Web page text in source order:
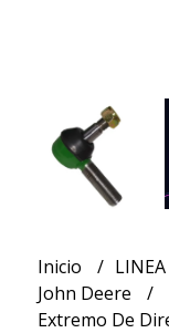
Inicio
John Deere
Extremo De